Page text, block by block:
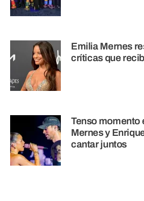
Emilia Mernes
críticas que
Tenso momento
Mernes y
cantar juntos